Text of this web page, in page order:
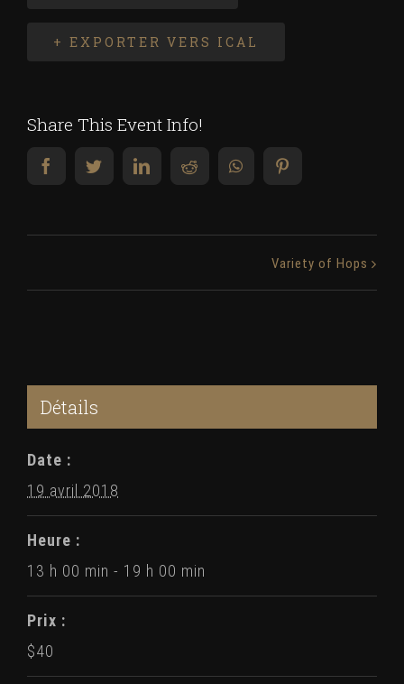
+ EXPORTER VERS ICAL
Share This Event Info!
Évènement
Variety of Hops
Détails
Date :
19 avril 2018
Heure :
13 h 00 min - 19 h 00 min
Prix :
$40